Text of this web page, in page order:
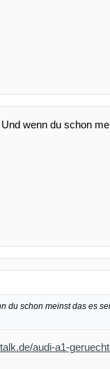
wenn du schon
schon meinst das es
audi-a1-